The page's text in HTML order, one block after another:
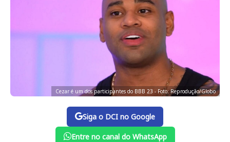
Cezar é um dos participantes do BBB 23 - Foto: Reprodução/Globo
Siga o DCI no Google
Entre no canal do WhatsApp